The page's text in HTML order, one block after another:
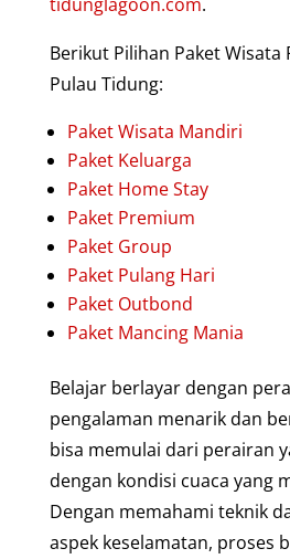
Berikut Pilihan Paket Wisata
Pulau Tidung:
Paket Wisata Mandiri
Paket Keluarga
Paket Home Stay
Paket Premium
Paket Group
Paket Pulang Hari
Paket Outbond
Paket Mancing Mania
Belajar berlayar dengan
pengalaman menarik dan
bisa memulai dari perairan
dengan kondisi cuaca yang
Dengan memahami teknik
aspek keselamatan, proses